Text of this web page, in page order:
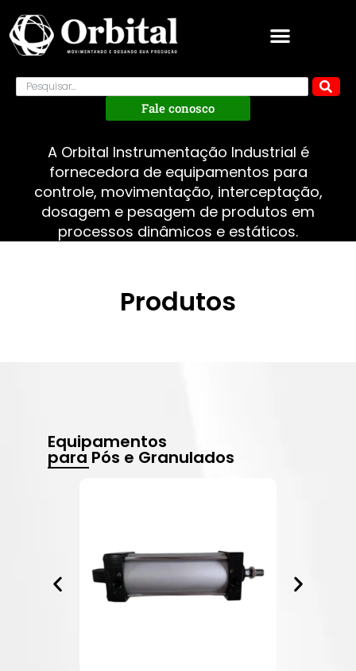
Fale conosco
A Orbital Instrumentação Industrial é
fornecedora de equipamentos para
controle, movimentação, interceptação,
dosagem e pesagem de produtos em
processos dinâmicos e estáticos.
Produtos
Equipamentos
para Pós e Granulados